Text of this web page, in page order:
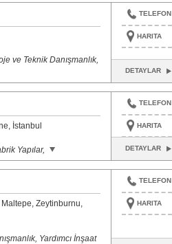
ve Teknik Danışmanlık,
TELEFON
HARITA
DETAYLAR
İstanbul
Yapılar,
TELEFON
HARITA
DETAYLAR
Zeytinburnu,
Yardımcı İnşaat
TELEFON
HARITA